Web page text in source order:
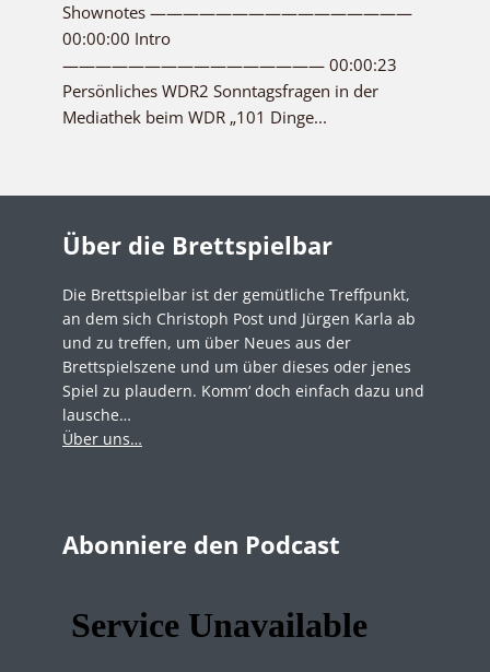
Shownotes ————————————————
00:00:00 Intro
———————————————— 00:00:23
Persönliches WDR2 Sonntagsfragen in der
Mediathek beim WDR „101 Dinge...
Über die Brettspielbar
Die Brettspielbar ist der gemütliche Treffpunkt,
an dem sich Christoph Post und Jürgen Karla ab
und zu treffen, um über Neues aus der
Brettspielszene und um über dieses oder jenes
Spiel zu plaudern. Komm‘ doch einfach dazu und
lausche…
Über uns…
Abonniere den Podcast